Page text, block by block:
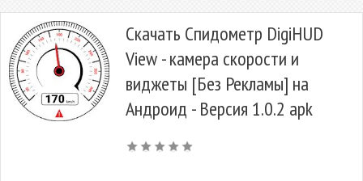
Скачать Спидометр DigiHUD
View - камера скорости и
виджеты [Без Рекламы] на
Андроид - Версия 1.0.2 apk